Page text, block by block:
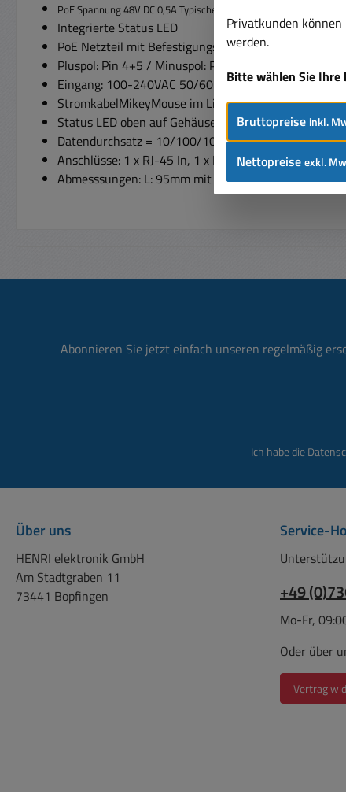
PoE Spannung 48V DC 0,5A Typischer Einsatz IP LAN Kameras,
Integrierte Status LED
PoE Netzteil mit Befestigungsösen
Pluspol: Pin 4+5 / Minuspol: Pin 7+8
Eingang: 100-240VAC 50/60Hz
StromkabelMikeyMouse im Lieferumfang enthalten
Status LED oben auf Gehäuse
Datendurchsatz = 10/100/1000Mbps
Anschlüsse: 1 x RJ-45 In, 1 x RJ-45 Out.
Abmesssungen: L: 95mm mit Bef.Nasen: 114mm B:
Abonnieren Sie jetzt einfach unseren regelmäßig
Ich habe die
Über uns
HENRI elektronik GmbH
Am Stadtgraben 11
73441 Bopfingen
Service-
+49
Mo-Fr,
Oder über
Vertrag
Privatkunden
werden.
Bitte wählen Sie
Bruttopreise inkl.
Nettopreiseexkl.